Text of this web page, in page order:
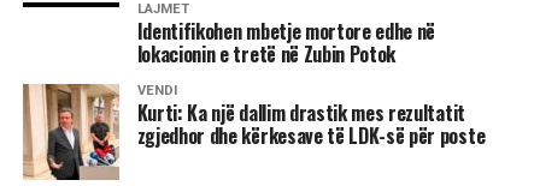
“Është çështja e presidentit. LDK ka kërkuar që presidenti
të propozohet nga LDK, natyrisht që emrat të diskutohen
Oferta e dhjetorit që LDK të merr jo kryetarit e Kuvendit,
por zvkryeministrin dhe disa ministri nuk është e
mjaftueshme, nuk është e dinjitetshme as për të dhënë
LAJMET
Identifikohen mbetje mortore edhe në
lokacionin e tretë në Zubin Potok
VENDI
Kurti: Ka një dallim drastik mes rezultatit
zgjedhor dhe kërkesave të LDK-së për poste